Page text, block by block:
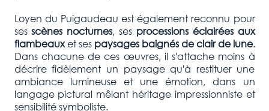
Loyen du Puigaudeau est également reconnu pour
sesscènes nocturnes, ses processions éclairées aux
flambeauxet ses paysages baignés de clair de lune.
Dans chacune de ces œuvres, il s'attache moins à
décrire fidèlement un paysage qu'à restituer une
ambiance lumineuse et une émotion, dans un
langage pictural mêlant héritage impressionniste et
sensibilité symboliste.